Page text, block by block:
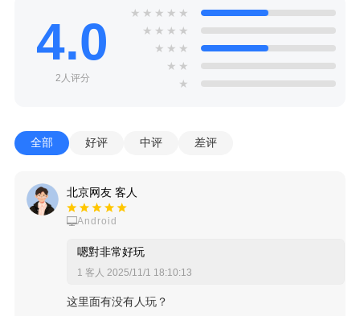
4.0
2人评分
★ ★ ★ ★ ★
★ ★ ★ ★
★ ★ ★
★ ★
★
全部 好评 中评 差评
北京网友 客人
Android
嗯對非常好玩
1 客人 2025/11/1 18:10:13
这里面有没有人玩？